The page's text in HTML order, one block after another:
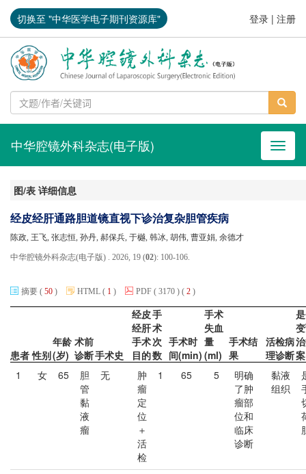
切换至 "中华医学电子期刊资源库" 登录 | 注册
导航
中华腔镜外科杂志(电子版)
图/表 详细信息
经皮经肝通路胆道镜直视下诊治复杂胆管疾病
陈政, 王飞, 张志恒, 孙丹, 郝保兵, 于樾, 韩冰, 胡伟, 曹亚娟, 余德才
中华腔镜外科杂志(电子版) . 2026, 19 (02): 100-106.
摘要 ( 50 ) HTML ( 1 ) PDF ( 3170 ) ( 2 )
患者 性别
年龄
(岁)
术前
诊断手术史
经皮
经肝
手术
目的
手
术
次
数
手术时
间(min)
手术
失血
量
(ml)
手术结
果
活检病
理诊断案
1
女 65
胆
管
黏
液
瘤
无
肿
瘤
定
位
＋
活
检
1 65 5
明确
了肿
瘤部
位和
临床
诊断
黏液
组织